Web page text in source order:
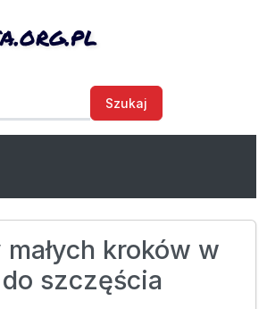
Szukaj
małych kroków w
szczęścia